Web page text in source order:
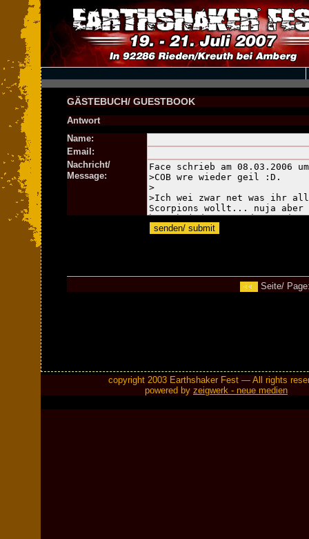
GÄSTEBUCH/ GUESTBOOK
Antwort
Name:
Email:
Nachricht/
Message:
Seite/
copyright 2003 Earthshaker Fest — All rights
powered by zeigwerk - neue medien